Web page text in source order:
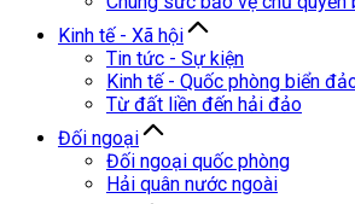
Kinh tế - Xã hội
Tin tức - Sự kiện
Kinh tế - Quốc phòng biển
Từ đất liền đến hải đảo
Đối ngoại
Đối ngoại quốc phòng
Hải quân nước ngoài